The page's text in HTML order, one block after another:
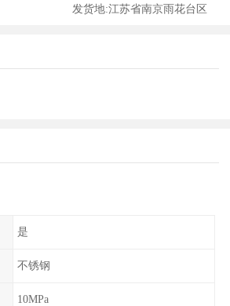
发货地:江苏省南京雨花台区
是
不锈钢
10MPa